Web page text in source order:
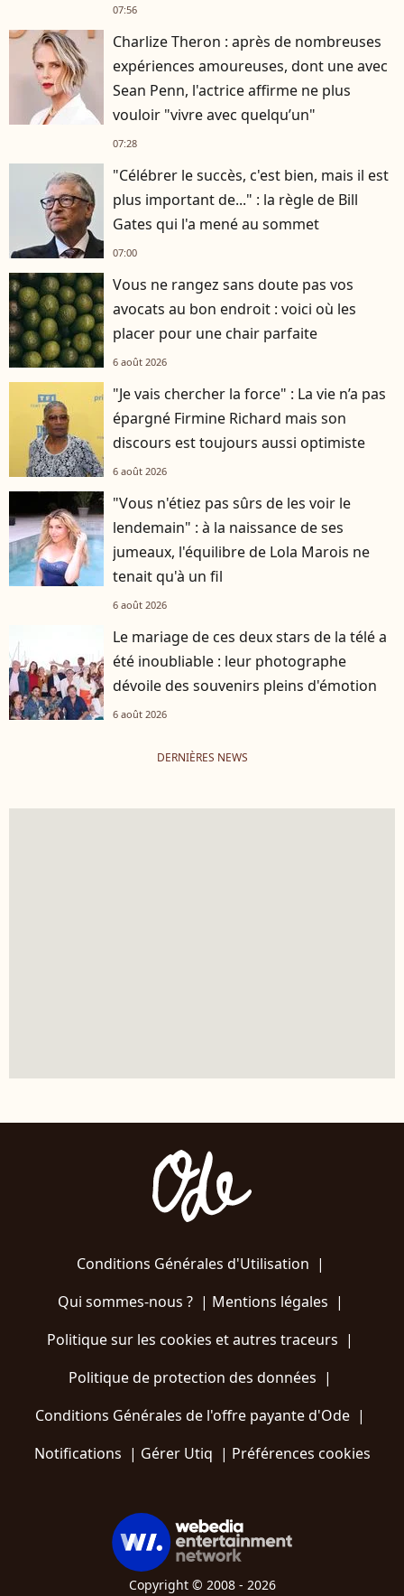
07:56
Charlize Theron : après de nombreuses
expériences amoureuses, dont une avec
Sean Penn, l'actrice affirme ne plus
vouloir "vivre avec quelqu’un"
07:28
"Célébrer le succès, c'est bien, mais il est
plus important de..." : la règle de Bill
Gates qui l'a mené au sommet
07:00
Vous ne rangez sans doute pas vos
avocats au bon endroit : voici où les
placer pour une chair parfaite
6 août 2026
"Je vais chercher la force" : La vie n’a pas
épargné Firmine Richard mais son
discours est toujours aussi optimiste
6 août 2026
"Vous n'étiez pas sûrs de les voir le
lendemain" : à la naissance de ses
jumeaux, l'équilibre de Lola Marois ne
tenait qu'à un fil
6 août 2026
Le mariage de ces deux stars de la télé a
été inoubliable : leur photographe
dévoile des souvenirs pleins d'émotion
6 août 2026
DERNIÈRES NEWS
Conditions Générales d'Utilisation |
Qui sommes-nous ?| Mentions légales |
Politique sur les cookies et autres traceurs |
Politique de protection des données |
Conditions Générales de l'offre payante d'Ode |
Notifications | Gérer Utiq | Préférences cookies
Copyright © 2008 - 2026